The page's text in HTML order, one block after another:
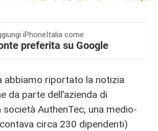
iPhoneItalia come
preferita su Google
abbiamo riportato la notizia
da parte dell’azienda di
società AuthenTec, una medio-
circa 230 dipendenti)